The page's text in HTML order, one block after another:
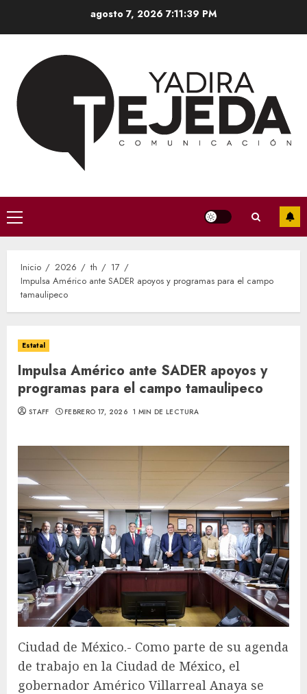
agosto 7, 2026 7:11:40 PM
Menú
principal
Inicio 2026 th
17
Impulsa Américo ante SADER apoyos y programas para el campo
tamaulipeco
Estatal
Impulsa Américo ante SADER apoyos y
programas para el campo tamaulipeco
STAFF FEBRERO 17, 2026 1 MIN DE LECTURA
Ciudad de México.- Como parte de su agenda
de trabajo en la Ciudad de México, el
gobernador Américo Villarreal Anaya se